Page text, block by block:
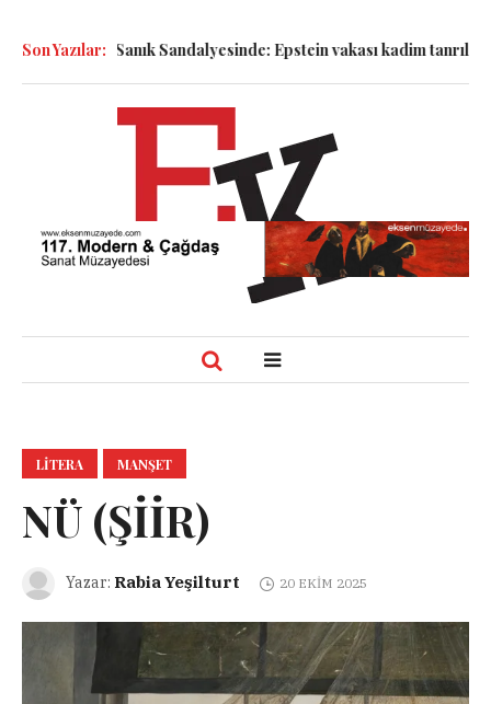
Son Yazılar:Sanık Sandalyesinde: Epstein vakası kadim tanrıları
LITERA MANŞET
NÜ (ŞİİR)
Yazar: Rabia Yeşilturt 20 EKIM 2025